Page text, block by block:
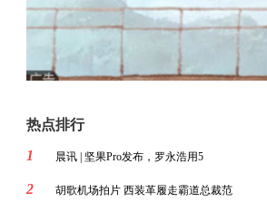
热点排行
1
晨讯 | 坚果Pro发布，罗永浩用5
2 胡歌机场拍片 西装革履走霸道总裁范